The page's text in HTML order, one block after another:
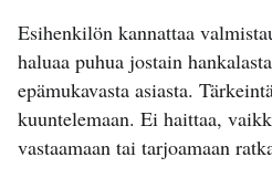
Esihenkilön kannattaa
haluaa puhua jostain
epämukavasta asiasta.
kuuntelemaan. Ei haittaa,
vastaamaan tai tarjoamaan